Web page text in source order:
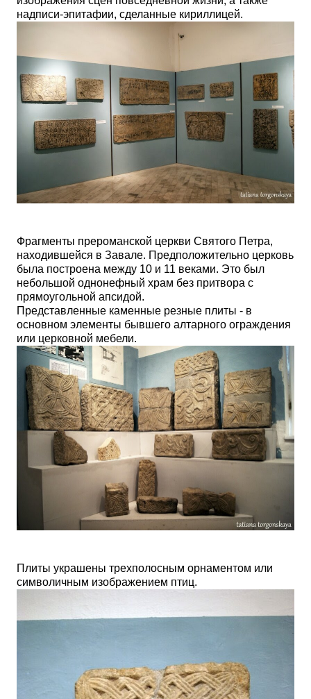
надписи-эпитафии, сделанные кириллицей.
Фрагменты прероманской церкви Святого Петра,
находившейся в Завале. Предположительно церковь
была построена между 10 и 11 веками. Это был
небольшой однонефный храм без притвора с
прямоугольной апсидой.
Представленные каменные резные плиты - в
основном элементы бывшего алтарного ограждения
или церковной мебели.
Плиты украшены трехполосным орнаментом или
символичным изображением птиц.